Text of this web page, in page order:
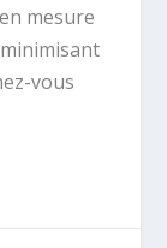
mesure
vous